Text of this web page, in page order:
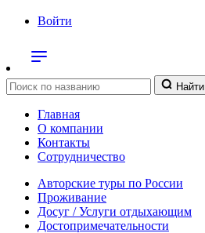
Войти
Найти
Главная
О компании
Контакты
Сотрудничество
Авторские туры по России
Проживание
Досуг / Услуги отдыхающим
Достопримечательности